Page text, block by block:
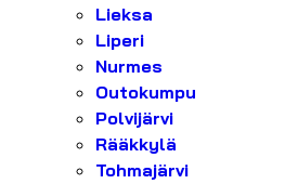
Lieksa
Liperi
Nurmes
Outokumpu
Polvijärvi
Rääkkylä
Tohmajärvi